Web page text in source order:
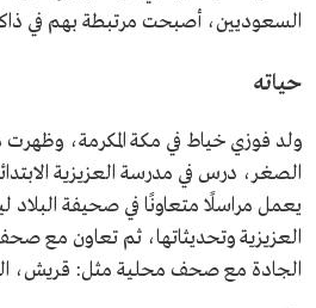
السعوديين، أصبحت مرتبطة بهم في
حياته
ولد فوزي خياط في مكة المكرمة، وظهرت
الصغر، درس في مدرسة العزيزية
يعمل مراسلًا متعاونًا في صحيفة البلاد
العزيزية وتحديثاتها، ثم تعاون مع
الجادة مع صحف محلية مثل: قريش،